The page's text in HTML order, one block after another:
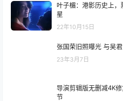
叶子楣：港影历史上
星
22年10月15日
张国荣旧照曝光 与吴
23年3月7日
导演剪辑版无删减4K
节